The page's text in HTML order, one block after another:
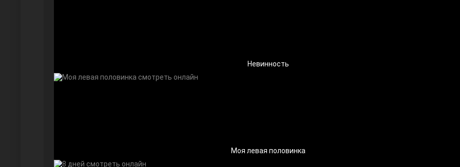
Невинность
Моя левая половинка